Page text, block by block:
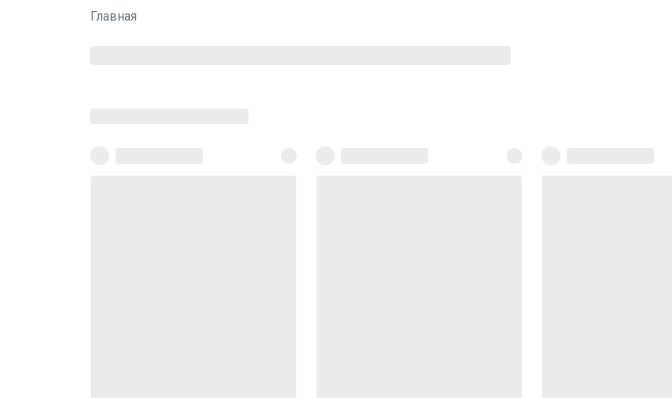
Главная